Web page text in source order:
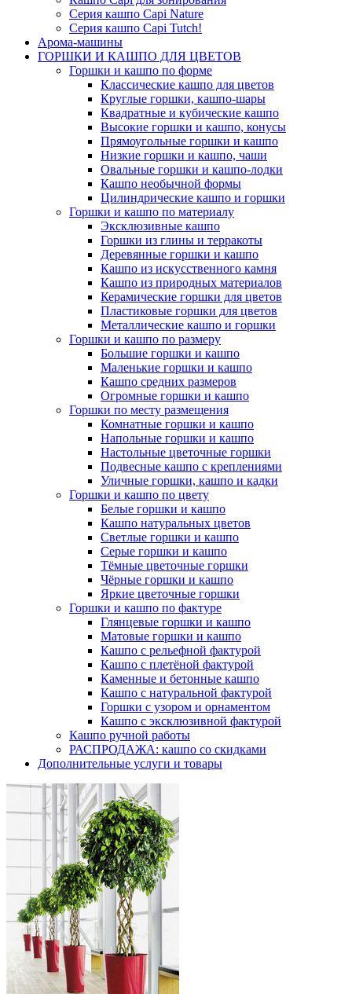
Серия кашпо Capi Nature
Серия кашпо Capi Tutch!
Арома-машины
ГОРШКИ И КАШПО ДЛЯ ЦВЕТОВ
Горшки и кашпо по форме
Классические кашпо для цветов
Круглые горшки, кашпо-шары
Квадратные и кубические кашпо
Высокие горшки и кашпо, конусы
Прямоугольные горшки и кашпо
Низкие горшки и кашпо, чаши
Овальные горшки и кашпо-лодки
Кашпо необычной формы
Цилиндрические кашпо и горшки
Горшки и кашпо по материалу
Эксклюзивные кашпо
Горшки из глины и терракоты
Деревянные горшки и кашпо
Кашпо из искусственного камня
Кашпо из природных материалов
Керамические горшки для цветов
Пластиковые горшки для цветов
Металлические кашпо и горшки
Горшки и кашпо по размеру
Большие горшки и кашпо
Маленькие горшки и кашпо
Кашпо средних размеров
Огромные горшки и кашпо
Горшки по месту размещения
Комнатные горшки и кашпо
Напольные горшки и кашпо
Настольные цветочные горшки
Подвесные кашпо с креплениями
Уличные горшки, кашпо и кадки
Горшки и кашпо по цвету
Белые горшки и кашпо
Кашпо натуральных цветов
Светлые горшки и кашпо
Серые горшки и кашпо
Тёмные цветочные горшки
Чёрные горшки и кашпо
Яркие цветочные горшки
Горшки и кашпо по фактуре
Глянцевые горшки и кашпо
Матовые горшки и кашпо
Кашпо с рельефной фактурой
Кашпо с плетёной фактурой
Каменные и бетонные кашпо
Кашпо с натуральной фактурой
Горшки с узором и орнаментом
Кашпо с эксклюзивной фактурой
Кашпо ручной работы
РАСПРОДАЖА: кашпо со скидками
Дополнительные услуги и товары